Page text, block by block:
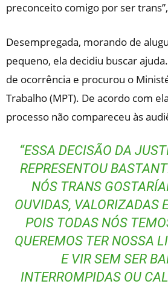
preconceito comigo por ser
Desempregada, morando de
pequeno, ela decidiu buscar
de ocorrência e procurou o
Trabalho (MPT). De acordo com
processo não compareceu às
“ESSA DECISÃO DA
REPRESENTOU
NÓS TRANS
OUVIDAS, VALORIZADAS
POIS TODAS NÓS
QUEREMOS TER NOSSA
E VIR SEM SER
INTERROMPIDAS OU